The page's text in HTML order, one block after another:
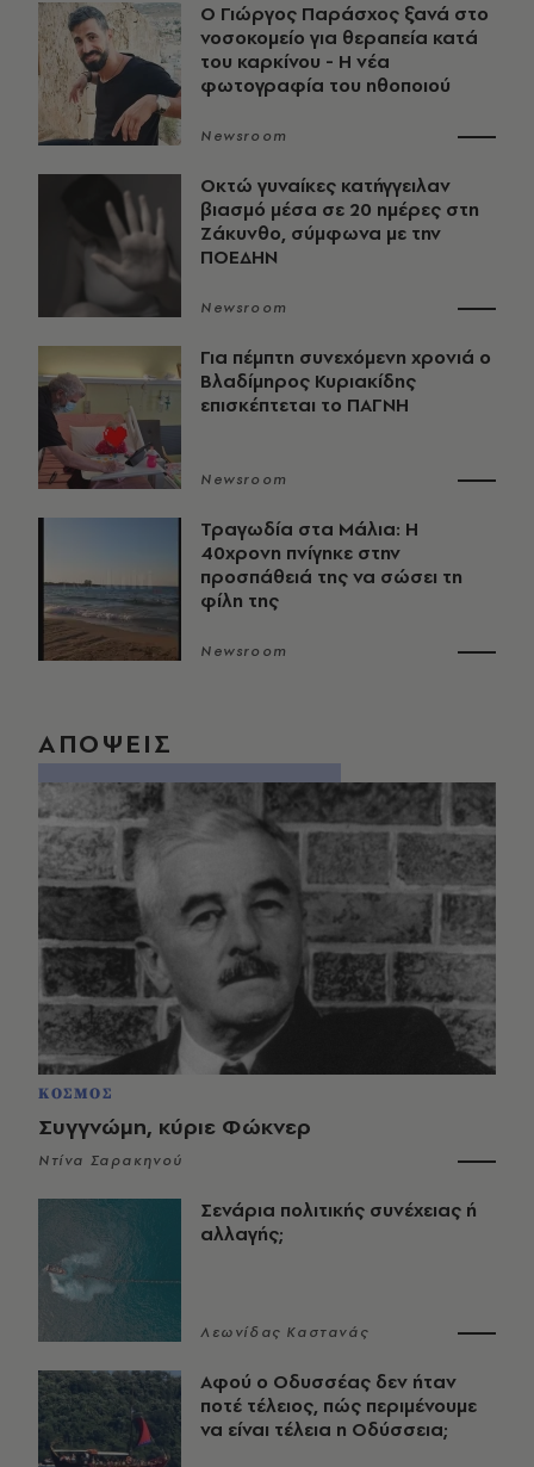
O Γιώργος Παράσχος ξανά στο
νοσοκομείο για θεραπεία κατά
του καρκίνου - Η νέα
φωτογραφία του ηθοποιού
Newsroom
Οκτώ γυναίκες κατήγγειλαν
βιασμό μέσα σε 20 ημέρες στη
Ζάκυνθο, σύμφωνα με την
ΠΟΕΔΗΝ
Newsroom
Για πέμπτη συνεχόμενη χρονιά ο
Βλαδίμηρος Κυριακίδης
επισκέπτεται το ΠΑΓΝΗ
Newsroom
Τραγωδία στα Μάλια: Η
40χρονη πνίγηκε στην
προσπάθειά της να σώσει τη
φίλη της
Newsroom
ΑΠΟΨΕΙΣ
ΚΟΣΜΟΣ
Συγγνώμη, κύριε Φώκνερ
Ντίνα Σαρακηνού
Σενάρια πολιτικής συνέχειας ή
αλλαγής;
Λεωνίδας Καστανάς
Αφού ο Οδυσσέας δεν ήταν
ποτέ τέλειος, πώς περιμένουμε
να είναι τέλεια η Οδύσσεια;